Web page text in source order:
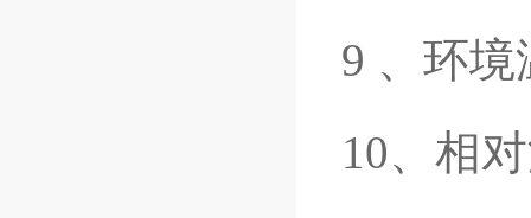
9 、环
10、相